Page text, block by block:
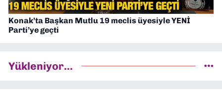
Konak’ta Başkan Mutlu 19 meclis üyesiyle YENİ
Parti’ye geçti
Yükleniyor...